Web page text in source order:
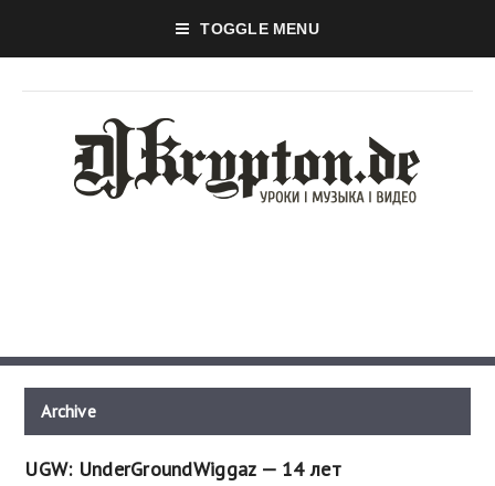
TOGGLE MENU
Archive
UGW: UnderGroundWiggaz — 14 лет